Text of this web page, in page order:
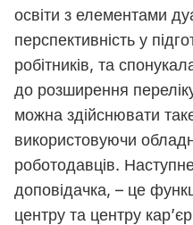
освіти з елементами
перспективність у
робітників, та
до розширення
можна здійснювати
використовуючи
роботодавців.
доповідачка, – це
центру та центру